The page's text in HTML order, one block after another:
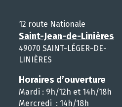
12 route Nationale
Saint-Jean-de-Linières
49070 SAINT-LÉGER-DE-
LINIÈRES
Horaires d’ouverture
Mardi : 9h/12h et 14h/18h
Mercredi : 14h/18h